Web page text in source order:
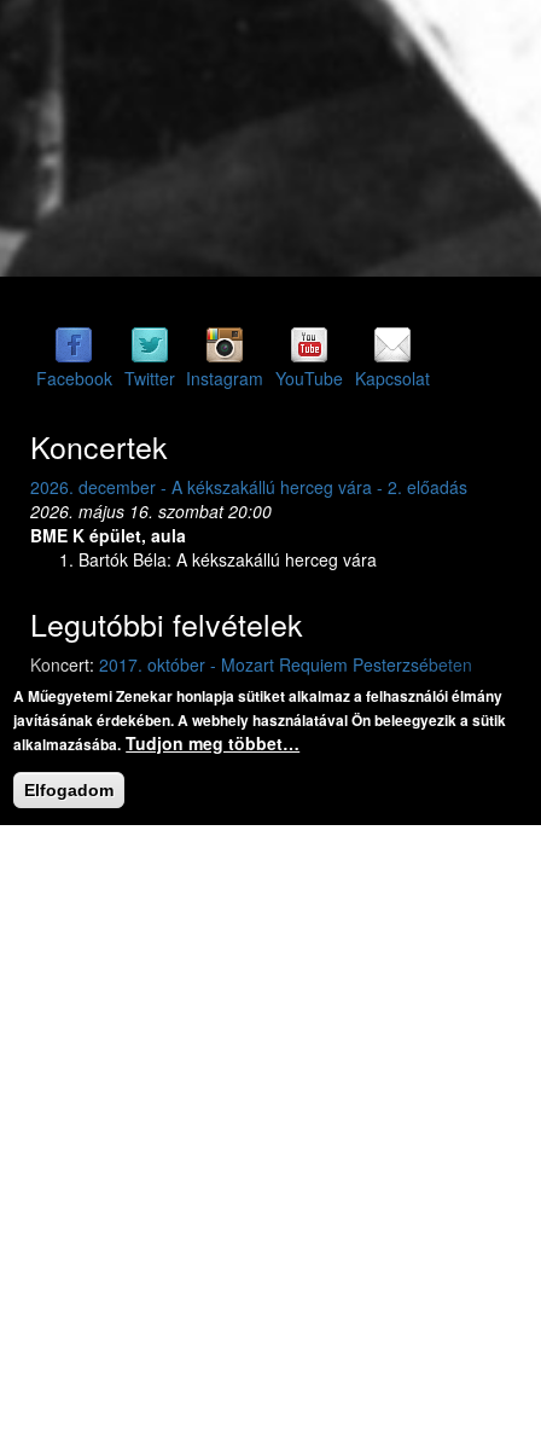
Facebook Twitter Instagram YouTube Kapcsolat
Koncertek
2026. december - A kékszakállú herceg vára - 2. előadás
2026. május 16. szombat 20:00
BME K épület, aula
Bartók Béla: A kékszakállú herceg vára
Legutóbbi felvételek
Koncert: 2017. október - Mozart Requiem Pesterzsébeten
Mozart: Requiem
Mozart: Requiem
Previous Next
A Műegyetemi Zenekar honlapja sütiket alkalmaz a felhasználói élmány
javításának érdekében. A webhely használatával Ön beleegyezik a sütik
alkalmazásába. Tudjon meg többet…
Elfogadom